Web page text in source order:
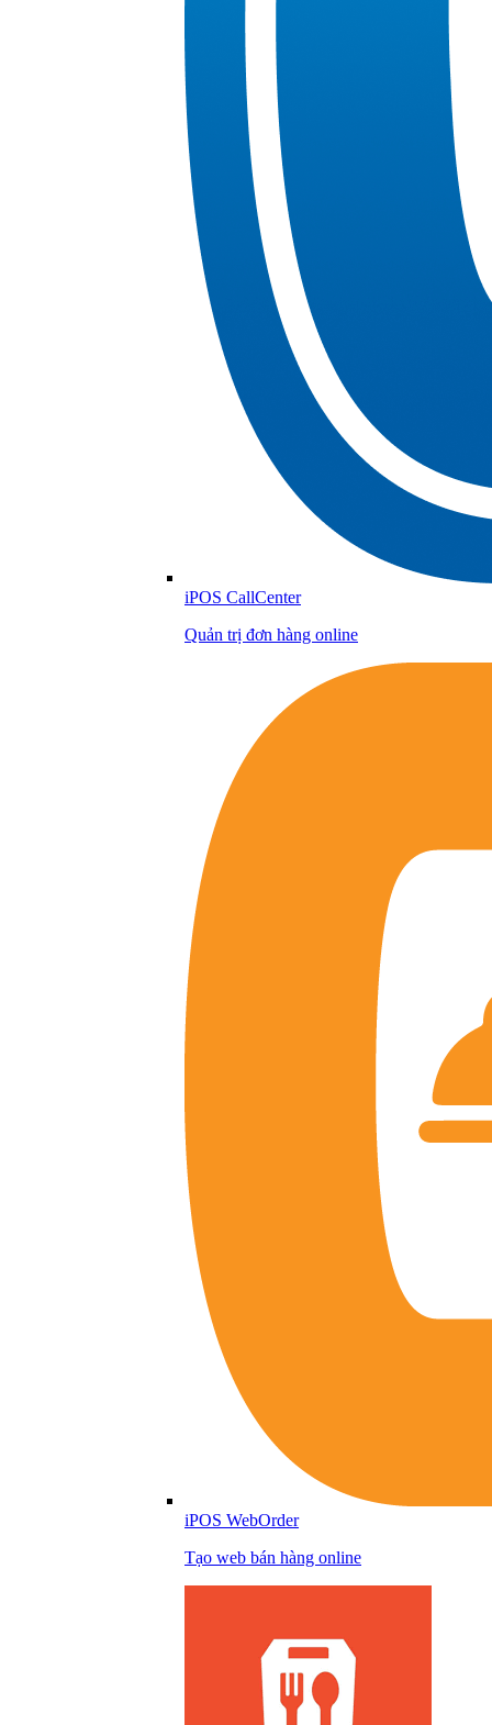
iPOS CallCenter
Quản trị đơn hàng online
iPOS WebOrder
Tạo web bán hàng online